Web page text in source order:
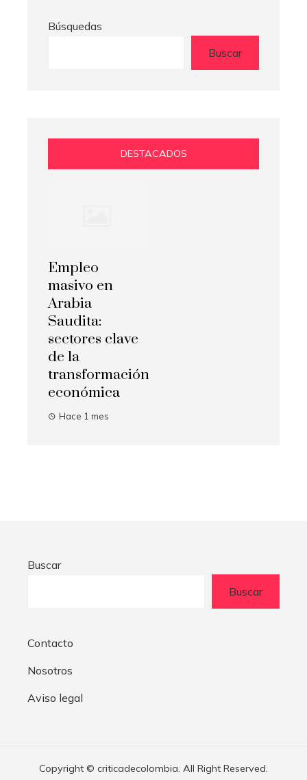
Búsquedas
Buscar
DESTACADOS
Empleo
masivo en
Arabia
Saudita:
sectores clave
de la
transformación
económica
Hace 1 mes
Buscar
Buscar
Contacto
Nosotros
Aviso legal
Copyright © criticadecolombia. All Right Reserved.